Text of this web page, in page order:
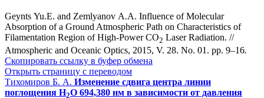
Geynts Yu.E. and Zemlyanov A.A. Influence of Molecular
Absorption of a Ground Atmospheric Path on Characteristics of
Filamentation Region of High-Power CO2 Laser Radiation. //
Atmospheric and Oceanic Optics, 2015, V. 28. No. 01. pp. 9–16.
Скопировать ссылку в буфер обмена
Открыть страницу с переводом
Тихомиров Б. А. Изменение сдвига центра линии
поглощения Н2О 694,380 нм в зависимости от давления